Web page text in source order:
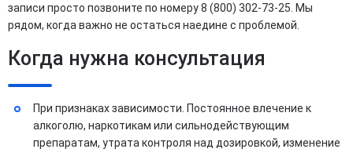
записи просто позвоните по номеру 8 (800) 302-73-25. Мы
рядом, когда важно не остаться наедине с проблемой.
Когда нужна консультация
При признаках зависимости. Постоянное влечение к
алкоголю, наркотикам или сильнодействующим
препаратам, утрата контроля над дозировкой, изменение